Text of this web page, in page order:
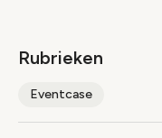
Rubrieken
Eventcase